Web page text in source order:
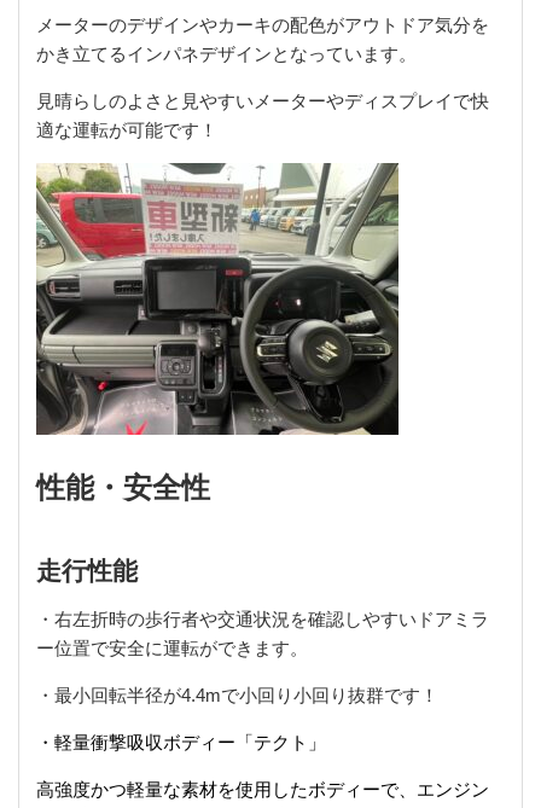
メーターのデザインやカーキの配色がアウトドア気分を
かき立てるインパネデザインとなっています。
見晴らしのよさと見やすいメーターやディスプレイで快
適な運転が可能です！
性能・安全性
走行性能
・右左折時の歩行者や交通状況を確認しやすいドアミラ
ー位置で安全に運転ができます。
・最小回転半径が4.4mで小回り小回り抜群です！
・軽量衝撃吸収ボディー「テクト」
高強度かつ軽量な素材を使用したボディーで、エンジン